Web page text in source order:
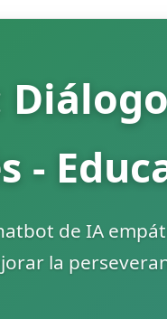
-
de IA
la